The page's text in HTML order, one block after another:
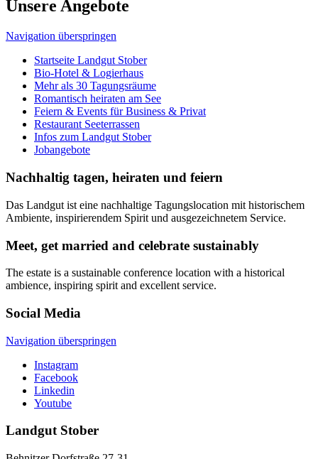
Unsere Angebote
Navigation überspringen
Startseite Landgut Stober
Bio-Hotel & Logierhaus
Mehr als 30 Tagungsräume
Romantisch heiraten am See
Feiern & Events für Business & Privat
Restaurant Seeterrassen
Infos zum Landgut Stober
Jobangebote
Nachhaltig tagen, heiraten und feiern
Das Landgut ist eine nachhaltige Tagungslocation mit historischem
Ambiente, inspirierendem Spirit und ausgezeichnetem Service.
Meet, get married and celebrate sustainably
The estate is a sustainable conference location with a historical
ambience, inspiring spirit and excellent service.
Social Media
Navigation überspringen
Instagram
Facebook
Linkedin
Youtube
Landgut Stober